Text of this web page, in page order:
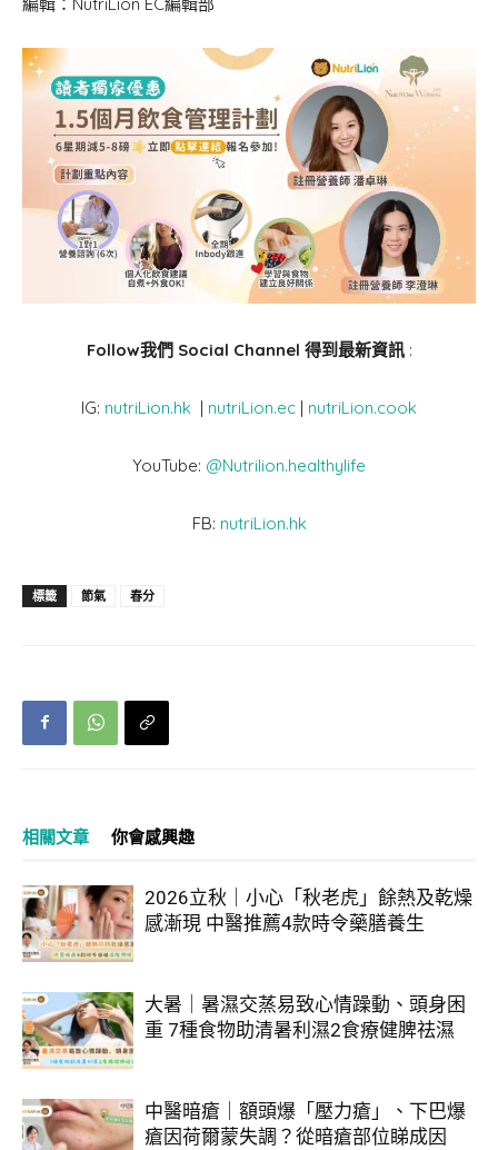
Follow我們 Social Channel 得到最新資訊:
IG: nutriLion.hk | nutriLion.ec | nutriLion.cook
YouTube: @Nutrilion.healthylife
FB: nutriLion.hk
標籤 節氣 春分
相關文章 你會感興趣
2026立秋｜小心「秋老虎」餘熱及乾燥
感漸現 中醫推薦4款時令藥膳養生
大暑｜暑濕交蒸易致心情躁動、頭身困
重 7種食物助清暑利濕2食療健脾祛濕
中醫暗瘡｜額頭爆「壓力瘡」、下巴爆
瘡因荷爾蒙失調？從暗瘡部位睇成因